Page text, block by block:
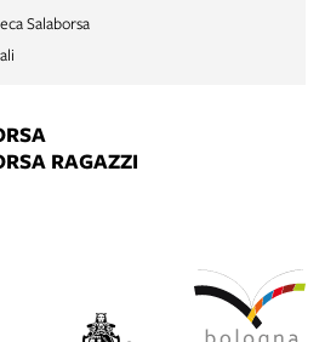
Salaborsa
RAGAZZI